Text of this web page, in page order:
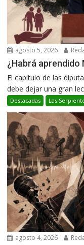
agosto 5, 2026
¿Habrá aprendido
El capítulo de las
debe dejar una gran
Destacadas Las
agosto 4, 2026